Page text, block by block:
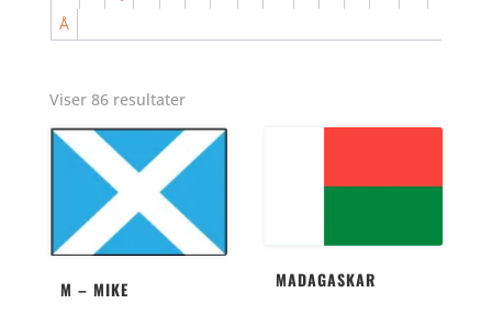
Å
Viser 86 resultater
M – MIKE MADAGASKAR